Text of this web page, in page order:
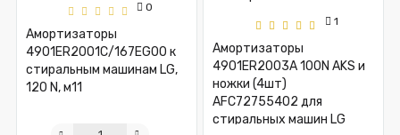
0
Амортизаторы
4901ER2001C/167EG00 к
стиральным машинам LG,
120 N, м11
1
Амортизаторы
4901ER2003A 100N AKS и
ножки (4шт)
AFC72755402 для
стиральных машин LG